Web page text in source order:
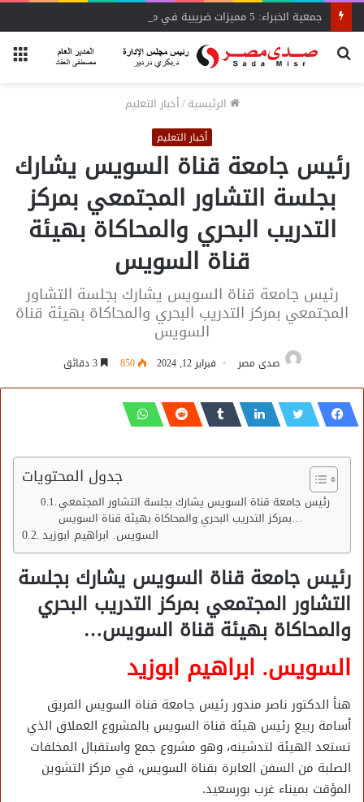
جمعية الخبراء: 5 مميزات ضريبية في مبادرة «مزرعتك في مصر»
بحث
الرئيسية/أخبار التعليم
أخبار التعليم
رئيس جامعة قناة السويس يشارك
بجلسة التشاور المجتمعي بمركز
التدريب البحري والمحاكاة بهيئة
قناة السويس
رئيس جامعة قناة السويس يشارك بجلسة التشاور
المجتمعي بمركز التدريب البحري والمحاكاة بهيئة قناة
السويس
صدى مصر فبراير 12, 2024 850 3 دقائق
جدول المحتويات
رئيس جامعة قناة السويس يشارك بجلسة التشاور المجتمعي
بمركز التدريب البحري والمحاكاة بهيئة قناة السويس…
السويس. ابراهيم ابوزيد
رئيس جامعة قناة السويس يشارك بجلسة
التشاور المجتمعي بمركز التدريب البحري
والمحاكاة بهيئة قناة السويس…
السويس. ابراهيم ابوزيد
هنأ الدكتور ناصر مندور رئيس جامعة قناة السويس الفريق
أسامة ربيع رئيس هيئة قناة السويس بالمشروع العملاق الذي
تستعد الهيئة لتدشينه، وهو مشروع جمع واستقبال المخلفات
الصلبة من السفن العابرة بقناة السويس، في مركز التشوين
المؤقت بميناء غرب بورسعيد.